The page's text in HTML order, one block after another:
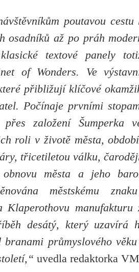
poutavou
osadníků až po práh
textové panely
of Wonders. Ve
přibližují klíčové
Počínaje prvními
založení Šumperka
roli v životě města,
třicetiletou válku,
města a jeho
městskému
Klaperothovu manufakturu
desátý, který uzavírá
branami průmyslového
uvedla redaktorka